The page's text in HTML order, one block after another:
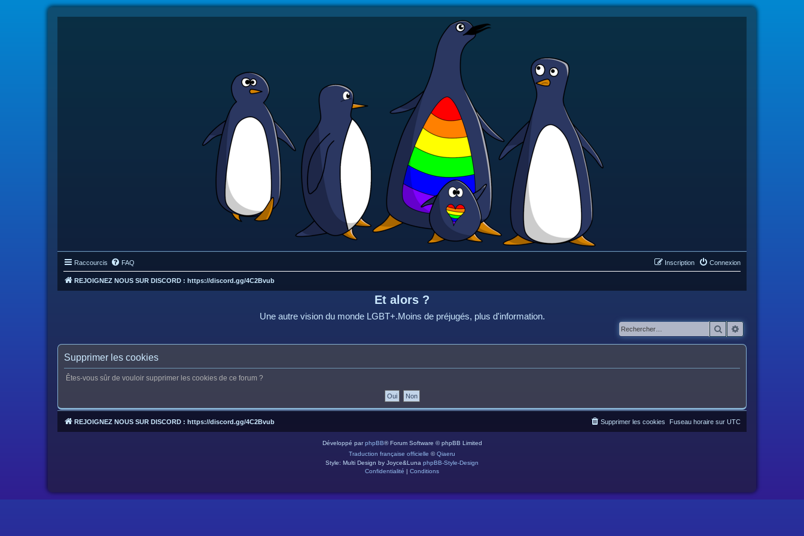
Raccourcis FAQ Connexion
Inscription
REJOIGNEZ NOUS SUR DISCORD : https://discord.gg/4C2Bvub
Et alors ?
Une autre vision du monde LGBT+.Moins de préjugés, plus d'information.
Rechercher
Supprimer les cookies
Êtes-vous sûr de vouloir supprimer les cookies de ce forum ?
REJOIGNEZ NOUS SUR DISCORD : https://discord.gg/4C2Bvub Fuseau horaire sur UTC
Supprimer les cookies
Développé parphpBB® Forum Software © phpBB Limited
Traduction française officielle ©Qiaeru
Style: Multi Design by Joyce&Luna phpBB-Style-Design
Confidentialité | Conditions